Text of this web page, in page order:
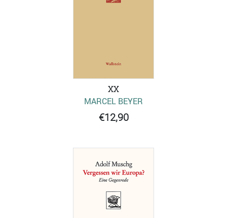
XX
MARCEL BEYER
€12,90